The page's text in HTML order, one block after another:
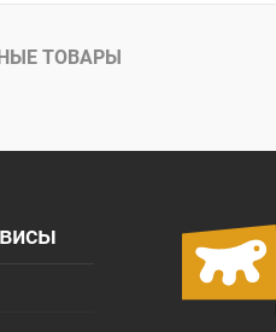
ТОВАРЫ